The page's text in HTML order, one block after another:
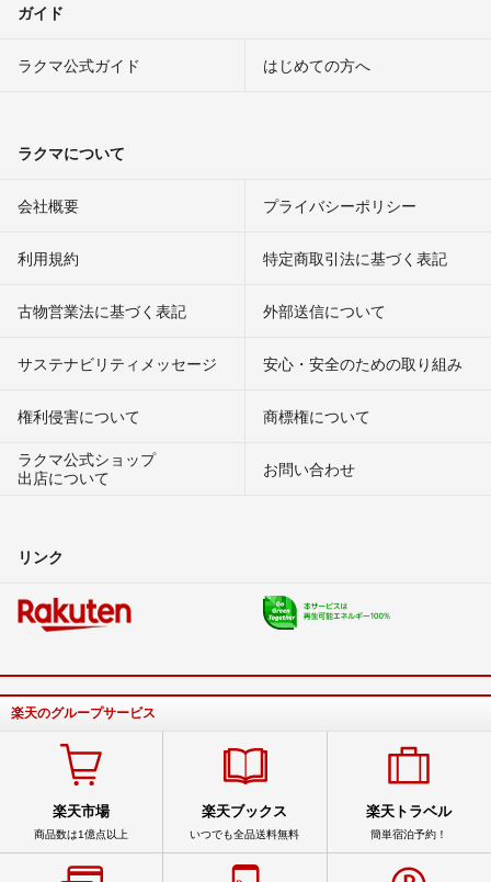
ガイド
ラクマ公式ガイド はじめての方へ
ラクマについて
会社概要 プライバシーポリシー
利用規約 特定商取引法に基づく表記
古物営業法に基づく表記 外部送信について
サステナビリティメッセージ 安心・安全のための取り組み
権利侵害について
商標権について
ラクマ公式ショップ
出店について
お問い合わせ
リンク
楽天のグループサービス
楽天市場
商品数は1億点以上
楽天ブックス
いつでも全品送料無料
楽天トラベル
簡単宿泊予約！